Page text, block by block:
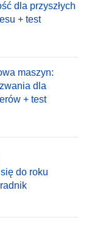
dla przyszłych
+ test
maszyn:
dla
+ test
do roku